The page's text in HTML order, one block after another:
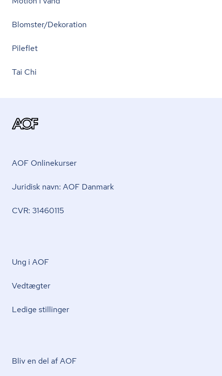
Blomster/Dekoration
Pileflet
Tai Chi
AOF Onlinekurser
Juridisk navn: AOF Danmark
CVR: 31460115
Ung i AOF
Vedtægter
Ledige stillinger
Bliv en del af AOF